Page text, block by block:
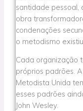
santidade pessoal,
obra
condenações
o metodismo existiu.
Cada organização
próprios padrões.
Metodista Unida
esses padrões
John Wesley.